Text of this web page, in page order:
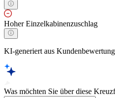
Hoher Einzelkabinenzuschlag
KI-generiert aus
Was möchten Sie über diese